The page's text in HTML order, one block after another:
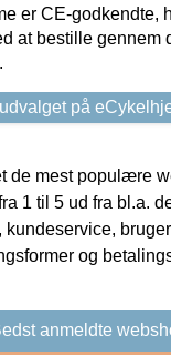
er CE-godkendte,
at bestille gennem
på
de mest populære
1 til 5 ud fra bl.a.
kundeservice,
og
anmeldte